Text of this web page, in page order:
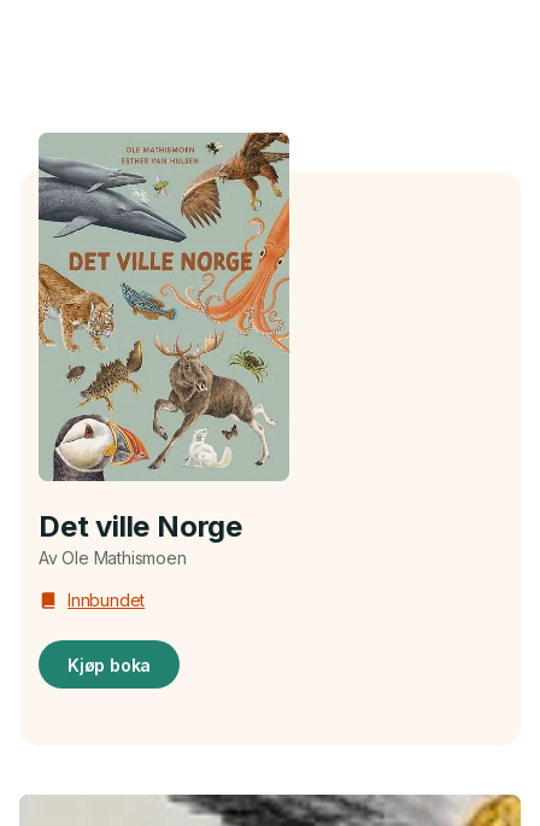
Det ville Norge
Av Ole Mathismoen
Innbundet
Kjøp boka